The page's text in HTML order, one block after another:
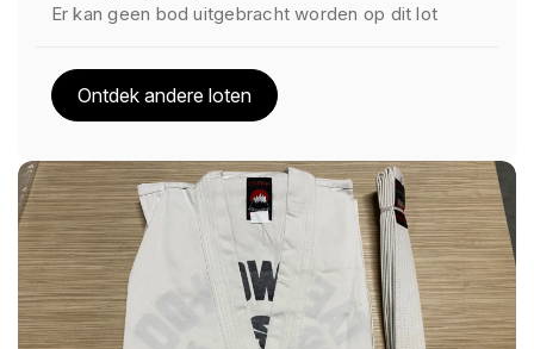
Er kan geen bod uitgebracht worden op dit lot
Ontdek andere loten